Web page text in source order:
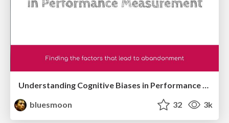
Understanding Cognitive Biases in Performance Measurement
bluesmoon
32 3k